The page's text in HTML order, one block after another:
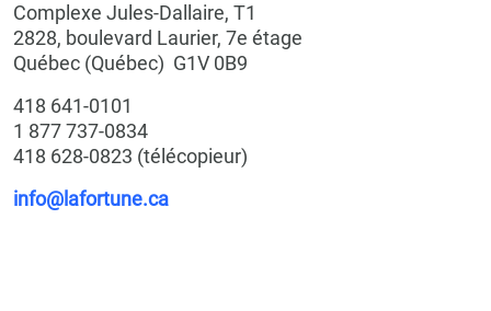
Complexe Jules-Dallaire, T1
2828, boulevard Laurier, 7e étage
Québec (Québec) G1V 0B9
418 641-0101
1 877 737-0834
418 628-0823 (télécopieur)
info@lafortune.ca